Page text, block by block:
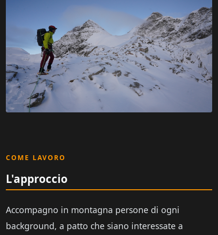
COME LAVORO
L'approccio
Accompagno in montagna persone di ogni
background, a patto che siano interessate a